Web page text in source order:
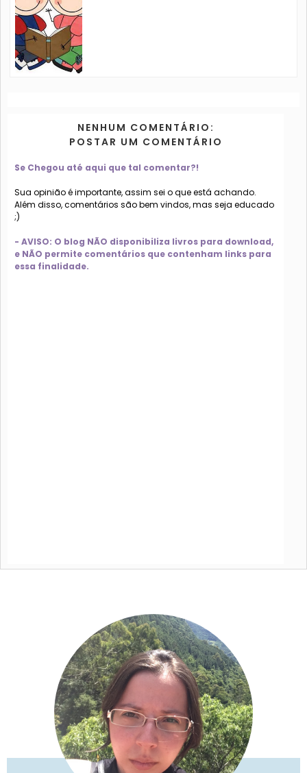
NENHUM COMENTÁRIO:
POSTAR UM COMENTÁRIO
Se Chegou até aqui que tal comentar?!
Sua opinião é importante, assim sei o que está achando.
Além disso, comentários são bem vindos, mas seja educado
;)
- AVISO: O blog NÃO disponibiliza livros para download,
e NÃO permite comentários que contenham links para
essa finalidade.